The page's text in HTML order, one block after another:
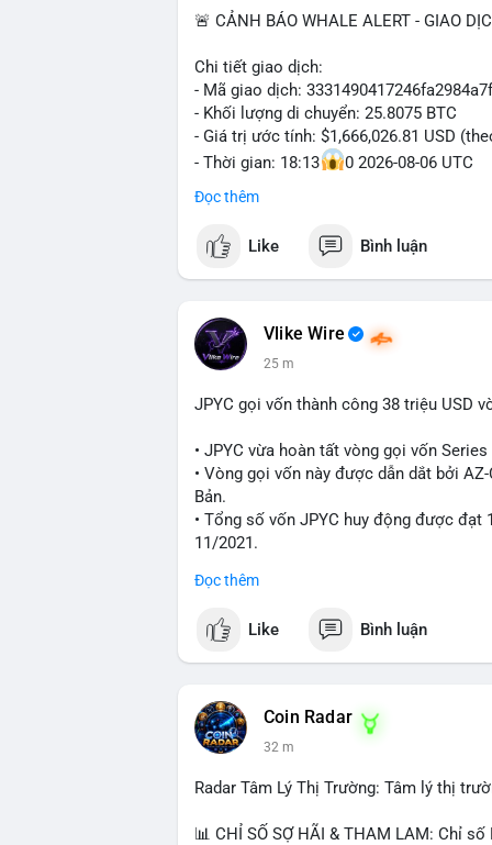
🚨 CẢNH BÁO WHALE ALERT - GIAO
Chi tiết giao dịch:
- Mã giao dịch:
- Khối lượng di chuyển: 25.8075 BTC
- Giá trị ước tính: $1,666,026.81 USD
- Thời gian: 18:13
0 2026-08-06 UTC
Nhận định phân tích hành vi của Cá voi
Khối lượng 25.8 BTC trị giá hơn 1.66
cho thấy dấu hiệu của một tổ chức
thể là bước khởi đầu cho việc phân bổ
hạn có thể gia tăng. Ngược lại, nếu
niềm tin cho thị trường. Mức giá $64,556
đáng chú ý, vì cá voi thường hành động
Lời khuyên ngắn gọn cho nhà đầu tư
Nhà đầu tư nên theo dõi sát dòng tiền
xúc; hãy chờ xác nhận hướng đi của
thời đặt lệnh dừng lỗ chặt chẽ để quản
#25dot8btc #dichuyen1_66trieuusd
Đọc thêm
Like Bình luận
Vlike Wire
25 m
JPYC gọi vốn thành công 38 triệu USD
• JPYC vừa hoàn tất vòng gọi vốn
• Vòng gọi vốn này được dẫn dắt bởi
Bản.
• Tổng số vốn JPYC huy động được
11/2021.
#jpyc #cryptonews
$btc $eth
📰 Nguồn: CoinDesk
Đọc thêm
Like Bình luận
Coin Radar
32 m
Radar Tâm Lý Thị Trường: Tâm lý thị
📊 CHỈ SỐ SỢ HÃI & THAM LAM: Chỉ